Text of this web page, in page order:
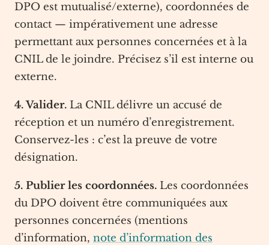
DPO est mutualisé/externe), coordonnées de
contact — impérativement une adresse
permettant aux personnes concernées et à la
CNIL de le joindre. Précisez s’il est interne ou
externe.
4. Valider. La CNIL délivre un accusé de
réception et un numéro d’enregistrement.
Conservez-les : c’est la preuve de votre
désignation.
5. Publier les coordonnées. Les coordonnées
du DPO doivent être communiquées aux
personnes concernées (mentions
d’information, note d’information des